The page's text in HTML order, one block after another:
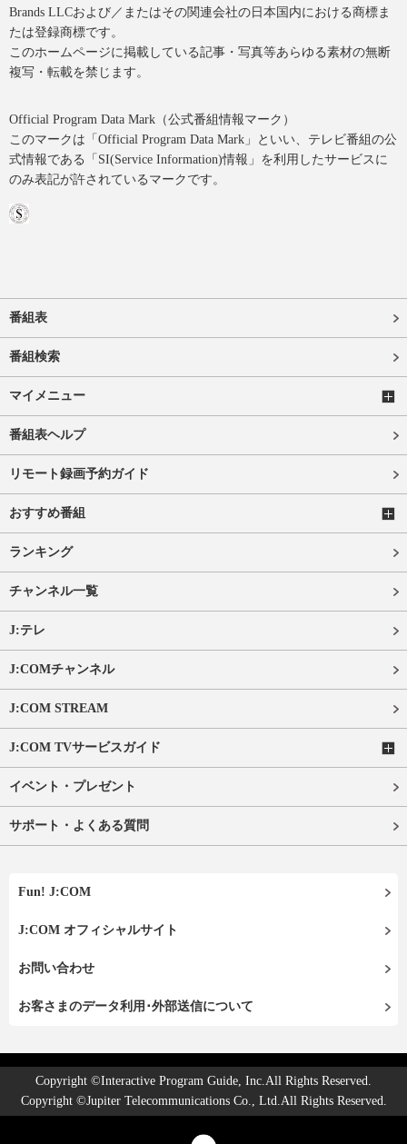
Brands LLCおよび／またはその関連会社の日本国内における商標ま
たは登録商標です。
このホームページに掲載している記事・写真等あらゆる素材の無断
複写・転載を禁じます。
Official Program Data Mark（公式番組情報マーク）
このマークは「Official Program Data Mark」といい、テレビ番組の公
式情報である「SI(Service Information)情報」を利用したサービスに
のみ表記が許されているマークです。
番組表
番組検索
マイメニュー
番組表ヘルプ
リモート録画予約ガイド
おすすめ番組
ランキング
チャンネル一覧
J:テレ
J:COMチャンネル
J:COM STREAM
J:COM TVサービスガイド
イベント・プレゼント
サポート・よくある質問
Fun! J:COM
J:COM オフィシャルサイト
お問い合わせ
お客さまのデータ利用･外部送信について
Copyright ©Interactive Program Guide, Inc.All Rights Reserved.
Copyright ©Jupiter Telecommunications Co., Ltd.All Rights Reserved.